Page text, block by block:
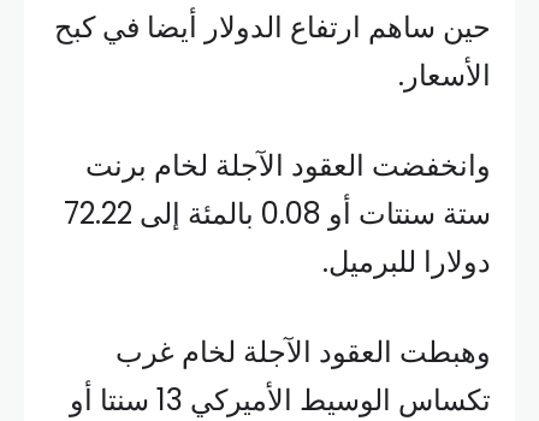
حين ساهم ارتفاع الدولار أيضا في كبح
الأسعار.
وانخفضت العقود الآجلة لخام برنت
ستة سنتات أو 0.08 بالمئة إلى 72.22
دولارا للبرميل.
وهبطت العقود الآجلة لخام غرب
تكساس الوسيط الأميركي 13 سنتا أو